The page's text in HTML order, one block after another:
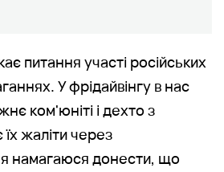
питання участі російських
У фрідайвінгу в нас
ком'юніті і дехто з
їх жаліти через
намагаюся донести, що